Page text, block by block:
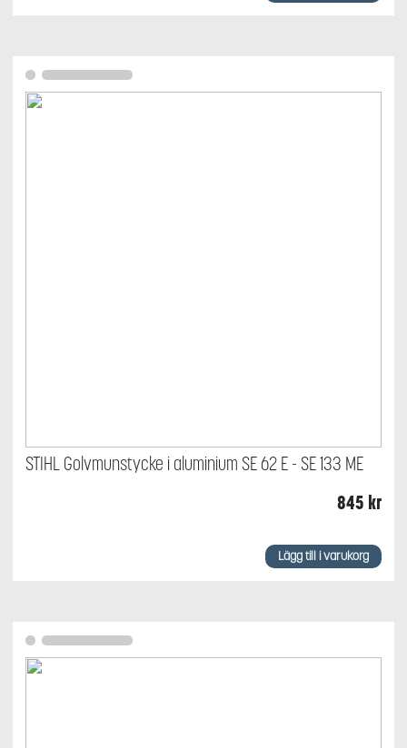
STIHL Golvmunstycke i aluminium SE 62 E - SE 133 ME
845 kr
Lägg till i varukorg